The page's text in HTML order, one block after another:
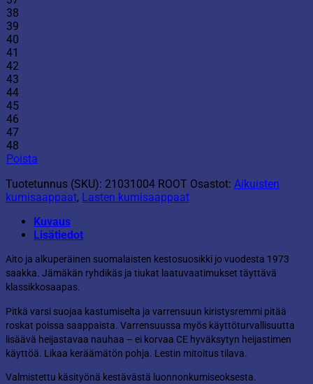
38
39
40
41
42
43
44
45
46
47
48
Poista
Tuotetunnus (SKU): 21031004 ROOT Osastot: Aikuisten
kumisaappaat, Lasten kumisaappaat
Kuvaus
Lisätiedot
Aito ja alkuperäinen suomalaisten kestosuosikki jo vuodesta 1973
saakka. Jämäkän ryhdikäs ja tiukat laatuvaatimukset täyttävä
klassikkosaapas.
Pitkä varsi suojaa kastumiselta ja varrensuun kiristysremmi pitää
roskat poissa saappaista. Varrensuussa myös käyttöturvallisuutta
lisäävä heijastavaa nauhaa – ei korvaa CE hyväksytyn heijastimen
käyttöä. Likaa keräämätön pohja. Lestin mitoitus tilava.
Valmistettu käsityönä kestävästä luonnonkumiseoksesta.